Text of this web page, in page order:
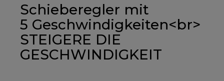
Schieberegler mit
5 Geschwindigkeiten<br>
STEIGERE DIE
GESCHWINDIGKEIT